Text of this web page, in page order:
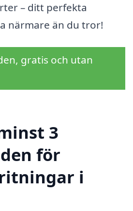
– ditt perfekta
närmare än du tror!
gratis och utan
3
för
i